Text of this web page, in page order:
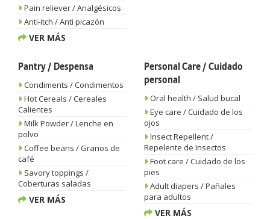
Pain reliever / Analgésicos
Anti-itch / Anti picazón
VER MÁS
Pantry / Despensa
Condiments / Condimentos
Hot Cereals / Cereales
Calientes
Milk Powder / Lenche en
polvo
Coffee beans / Granos de
café
Savory toppings /
Coberturas saladas
VER MÁS
Personal Care / Cuidado
personal
Oral health / Salud bucal
Eye care / Cuidado de los
ojos
Insect Repellent /
Repelente de Insectos
Foot care / Cuidado de los
pies
Adult diapers / Pañales
para adultos
VER MÁS